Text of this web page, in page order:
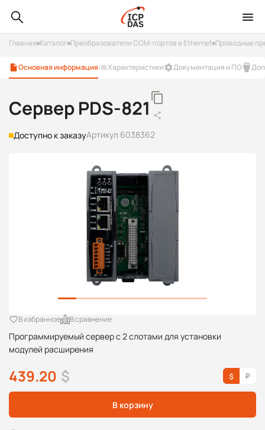
Главная Каталог Преобразователи COM-портов в Ethernet Проводные
Основная информация Характеристики Документация и ПО
Сервер PDS-821
Доступно к заказуАртикул 6038362
Программируемый сервер с 2 слотами для установки
модулей расширения
В избранное В сравнение
439.20 $
В корзину